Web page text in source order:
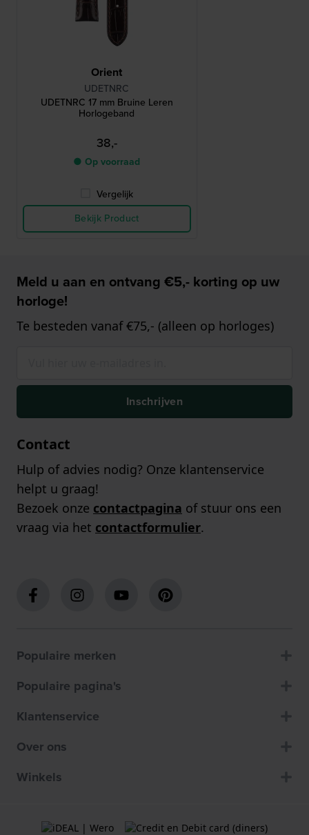
Orient
UDETNRC
UDETNRC 17 mm Bruine Leren
Horlogeband
38,-
● Op voorraad
Vergelijk
Bekijk Product
Meld u aan en ontvang €5,- korting op uw
horloge!
Te besteden vanaf €75,- (alleen op horloges)
Inschrijven
Contact
Hulp of advies nodig? Onze klantenservice
helpt u graag!
Bezoek onze contactpagina of stuur ons een
vraag via het contactformulier.
Populaire merken
Populaire pagina's
Klantenservice
Over ons
Winkels